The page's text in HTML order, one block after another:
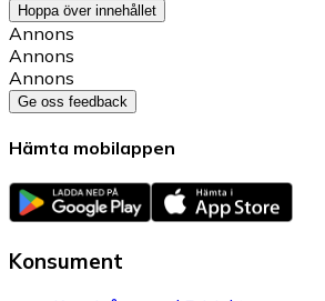
Hoppa över innehållet
Annons
Annons
Annons
Ge oss feedback
Hämta mobilappen
Konsument